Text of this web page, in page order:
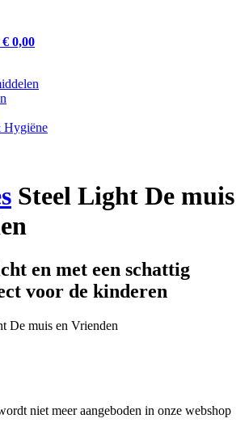
€ 0,00
Hygiëne
Steel Light De muis
en met een schattig
voor de kinderen
De muis en Vrienden
niet meer aangeboden in onze webshop